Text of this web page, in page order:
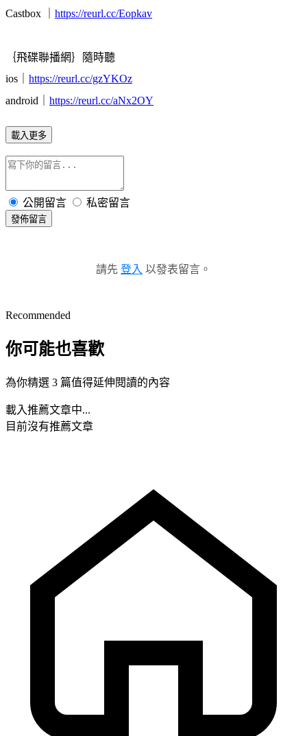
Castbox ｜ https://reurl.cc/Eopkav
｛飛碟聯播網｝隨時聽
ios｜ https://reurl.cc/gzYKOz
android｜ https://reurl.cc/aNx2OY
載入更多
公開留言 私密留言
發佈留言
請先 登入 以發表留言。
Recommended
你可能也喜歡
為你精選 3 篇值得延伸閱讀的內容
載入推薦文章中...
目前沒有推薦文章